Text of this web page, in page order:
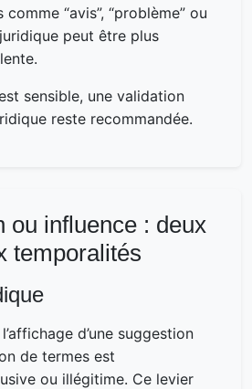
“avis”, “problème” ou
peut être plus
sensible, une validation
reste recommandée.
ou influence : deux
temporalités
d’une suggestion
de termes est
ou illégitime. Ce levier